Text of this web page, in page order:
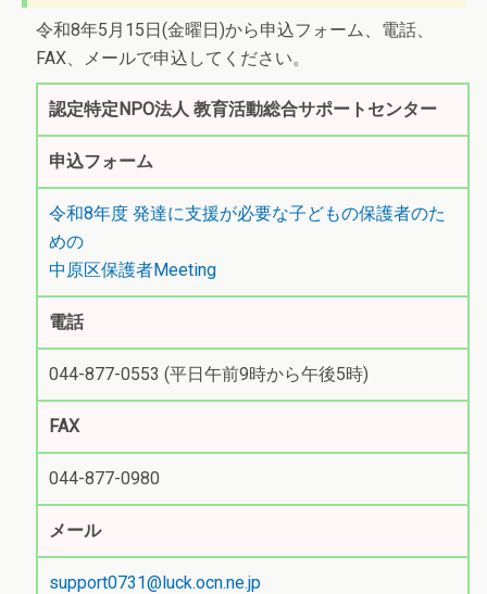
令和8年5月15日(金曜日)から申込フォーム、電話、
FAX、メールで申込してください。
認定特定NPO法人 教育活動総合サポートセンター
申込フォーム
令和8年度 発達に支援が必要な子どもの保護者のた
めの
中原区保護者Meeting
電話
044-877-0553 (平日午前9時から午後5時)
FAX
044-877-0980
メール
support0731@luck.ocn.ne.jp